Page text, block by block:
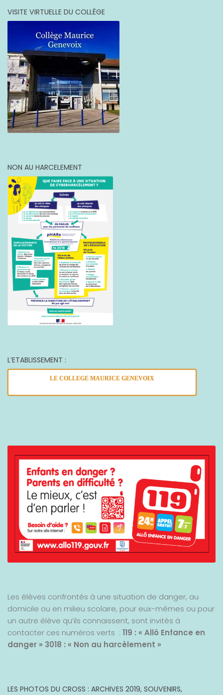
VISITE VIRTUELLE DU COLLÈGE
NON AU HARCELEMENT
L’ETABLISSEMENT :
LE COLLEGE MAURICE GENEVOIX
Les élèves confrontés à une situation de danger, au
domicile ou en milieu scolaire, pour eux-mêmes ou pour
un autre élève qu’ils connaissent, sont invités à
contacter ces numéros verts : 119 : « Allô Enfance en
danger » 3018 : « Non au harcèlement »
LES PHOTOS DU CROSS : ARCHIVES 2019, SOUVENIRS,